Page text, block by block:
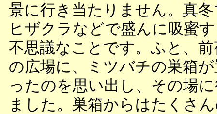
景に行き当たりません。真
ヒザクラなどで盛んに吸蜜
不思議なことです。ふと、
の広場に、ミツバチの巣箱
ったのを思い出し、その場
ました。巣箱からはたくさ